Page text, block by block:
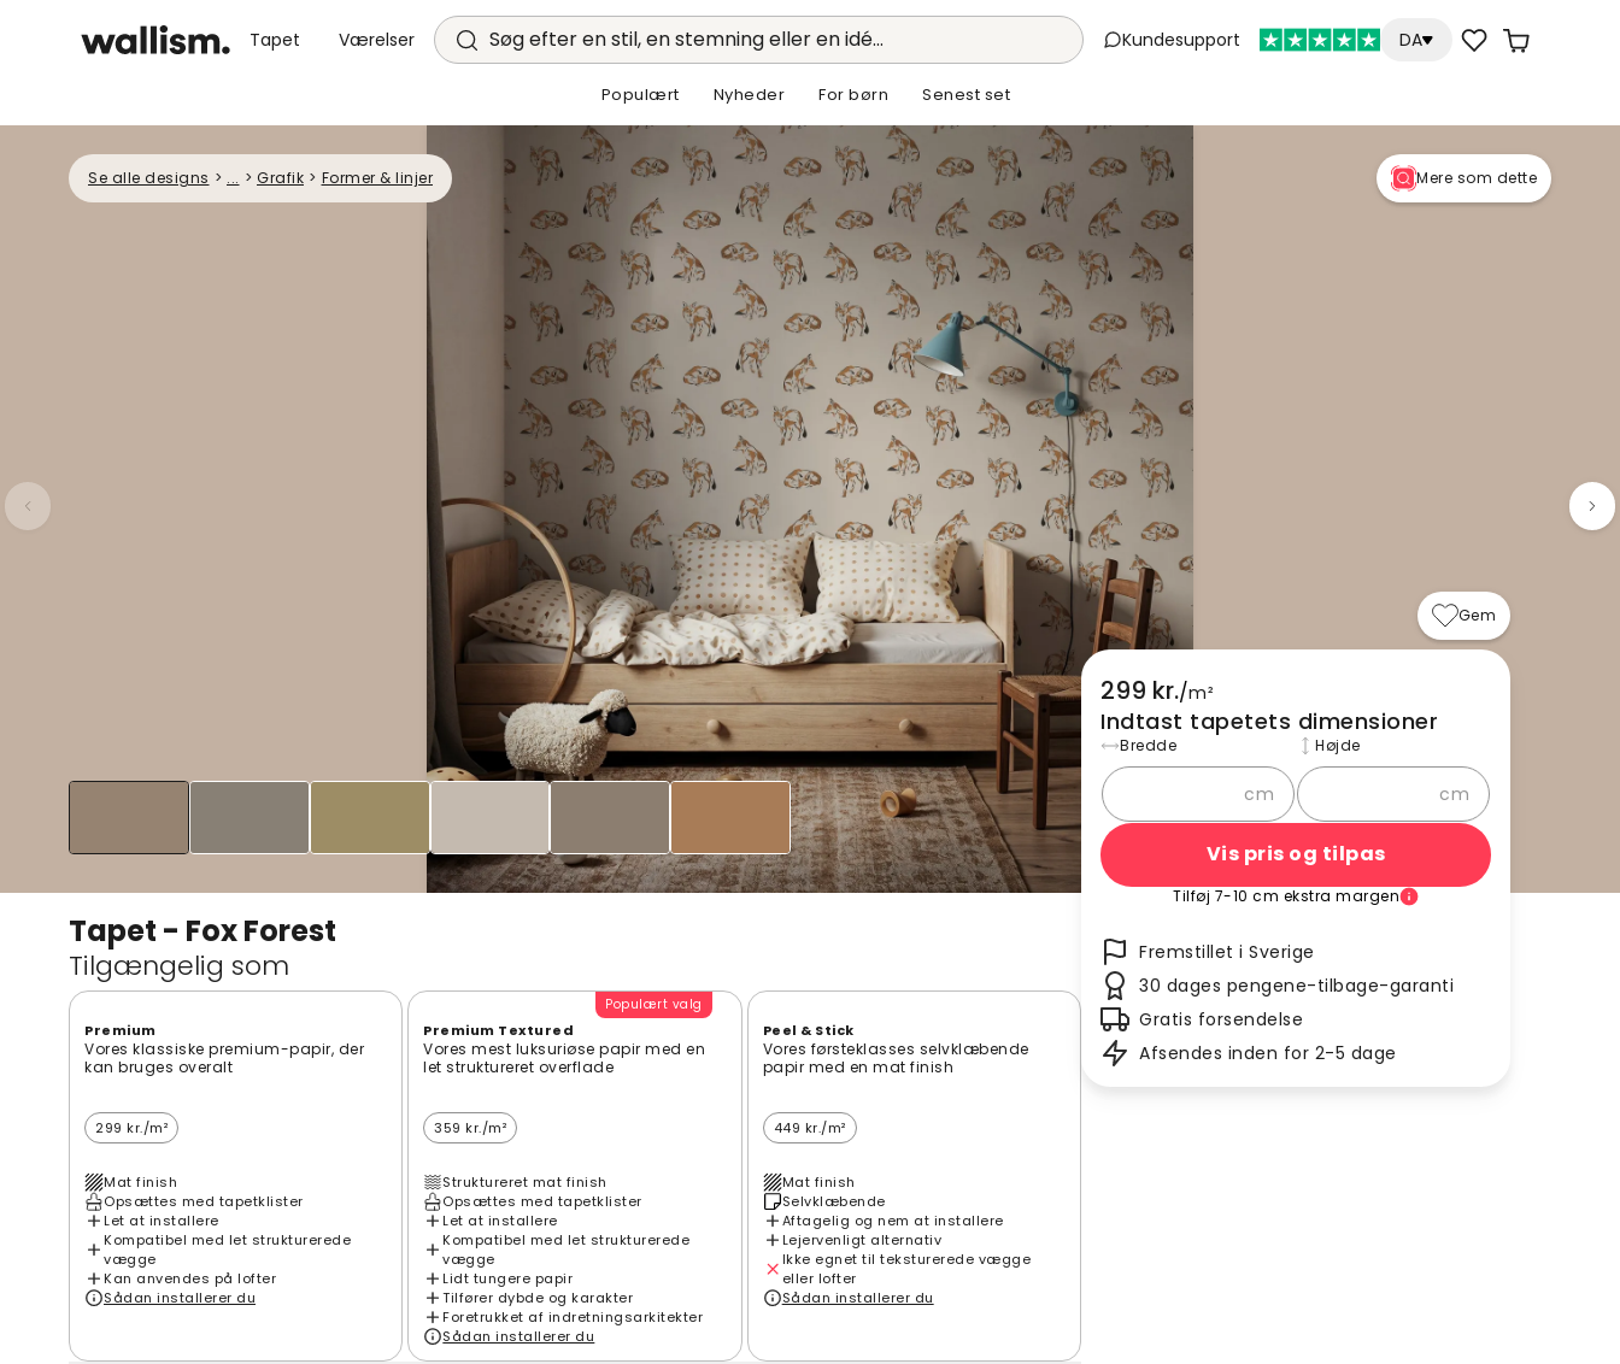
Tapet Værelser Søg efter en stil, en stemning eller en idé... Kundesupport DA
Populært Nyheder For børn Senest set
Se alle designs > ... > Grafik > Former & linjer Mere som dette
Tapet - Fox Forest
Tilgængelig som
Premium
Vores klassiske premium-papir, der
kan bruges overalt
299 kr./m²
Mat finish
Opsættes med tapetklister
Let at installere
Kompatibel med let strukturerede
vægge
Kan anvendes på lofter
Sådan installerer du
Populært valg
Premium Textured
Vores mest luksuriøse papir med en
let struktureret overflade
359 kr./m²
Struktureret mat finish
Opsættes med tapetklister
Let at installere
Kompatibel med let strukturerede
vægge
Lidt tungere papir
Tilfører dybde og karakter
Foretrukket af indretningsarkitekter
Sådan installerer du
Peel & Stick
Vores førsteklasses selvklæbende
papir med en mat finish
449 kr./m²
Mat finish
Selvklæbende
Aftagelig og nem at installere
Lejervenligt alternativ
Ikke egnet til teksturerede vægge
eller lofter
Sådan installerer du
Gem
299 kr./m²
Indtast tapetets dimensioner
Bredde
cm
Højde
cm
Vis pris og tilpas
Tilføj 7-10 cm ekstra margen
Fremstillet i Sverige
30 dages pengene-tilbage-garanti
Gratis forsendelse
Afsendes inden for 2-5 dage